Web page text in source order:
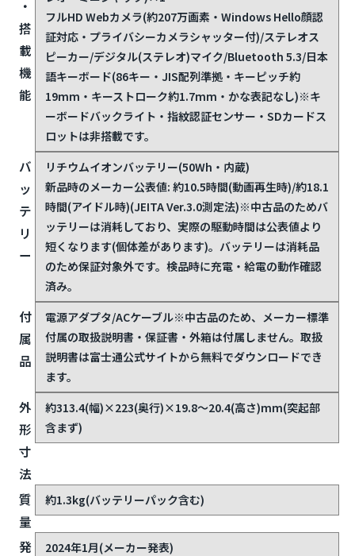
・
搭
載
機
能
フルHD Webカメラ(約207万画素・Windows Hello顔認
証対応・プライバシーカメラシャッター付)/ステレオス
ピーカー/デジタル(ステレオ)マイク/Bluetooth 5.3/日本
語キーボード(86キー・JIS配列準拠・キーピッチ約
19mm・キーストローク約1.7mm・かな表記なし)※キ
ーボードバックライト・指紋認証センサー・SDカードス
ロットは非搭載です。
バ
ッ
テ
リ
ー
リチウムイオンバッテリー(50Wh・内蔵)
新品時のメーカー公表値: 約10.5時間(動画再生時)/約18.1
時間(アイドル時)(JEITA Ver.3.0測定法)※中古品のためバ
ッテリーは消耗しており、実際の駆動時間は公表値より
短くなります(個体差があります)。バッテリーは消耗品
のため保証対象外です。検品時に充電・給電の動作確認
済み。
付
属
品
電源アダプタ/ACケーブル※中古品のため、メーカー標準
付属の取扱説明書・保証書・外箱は付属しません。取扱
説明書は富士通公式サイトから無料でダウンロードでき
ます。
外
形
寸
法
約313.4(幅)×223(奥行)×19.8〜20.4(高さ)mm(突起部
含まず)
質
量
約1.3kg(バッテリーパック含む)
発
2024年1月(メーカー発表)